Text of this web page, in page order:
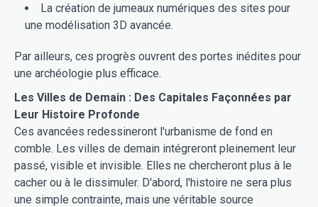
La création de jumeaux numériques des sites pour
une modélisation 3D avancée.
Par ailleurs, ces progrès ouvrent des portes inédites pour
une archéologie plus efficace.
Les Villes de Demain : Des Capitales Façonnées par
Leur Histoire Profonde
Ces avancées redessineront l'urbanisme de fond en
comble. Les villes de demain intégreront pleinement leur
passé, visible et invisible. Elles ne chercheront plus à le
cacher ou à le dissimuler. D'abord, l'histoire ne sera plus
une simple contrainte, mais une véritable source